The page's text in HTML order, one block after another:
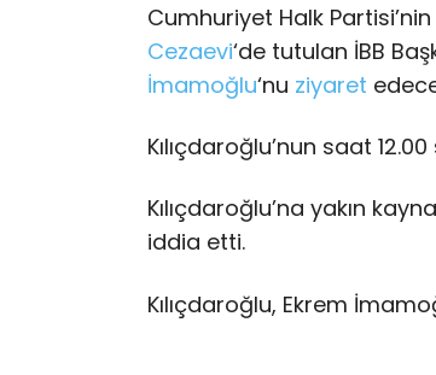
Cumhuriyet Halk
Cezaevi‘de tutulan İBB
İmamoğlu‘nu ziyaret
Kılıçdaroğlu’nun saat
Kılıçdaroğlu’na yakın
iddia etti.
Kılıçdaroğlu, Ekrem